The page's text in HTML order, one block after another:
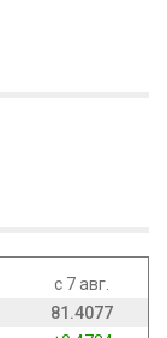
с 7 авг.
81.4077